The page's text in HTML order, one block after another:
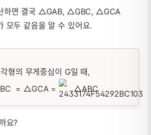
하면 결국 △GAB, △GBC, △GCA
모두 같음을 알 수 있어요.
형의 무게중심이 G일 때,
= △GCA =
△ABC
요?